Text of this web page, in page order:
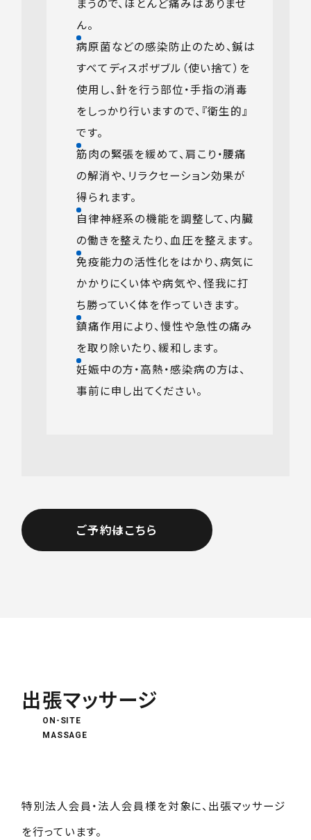
ん。
病原菌などの感染防止のため、鍼は
すべてディスポザブル（使い捨て）を
使用し、針を行う部位・手指の消毒
をしっかり行いますので、『衛生的』
です。
筋肉の緊張を緩めて、肩こり・腰痛
の解消や、リラクセーション効果が
得られます。
自律神経系の機能を調整して、内臓
の働きを整えたり、血圧を整えます。
免疫能力の活性化をはかり、病気に
かかりにくい体や病気や、怪我に打
ち勝っていく体を作っていきます。
鎮痛作用により、慢性や急性の痛み
を取り除いたり、緩和します。
妊娠中の方・高熱・感染病の方は、
事前に申し出てください。
ご予約はこちら
出張マッサージ
ON-SITE
MASSAGE
特別法人会員・法人会員様を対象に、出張マッサージ
を行っています。